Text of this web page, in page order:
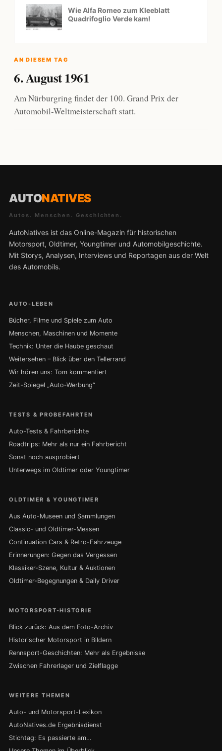
Wie Alfa Romeo zum Kleeblatt
Quadrifoglio Verde kam!
AN DIESEM TAG
6. August 1961
Am Nürburgring findet der 100. Grand Prix der
Automobil-Weltmeisterschaft statt.
AUTONATIVES
Autos. Menschen. Geschichten.
AutoNatives ist das Online-Magazin für historischen
Motorsport, Oldtimer, Youngtimer und Automobilgeschichte.
Mit Storys, Analysen, Interviews und Reportagen aus der Welt
des Automobils.
AUTO-LEBEN
Bücher, Filme und Spiele zum Auto
Menschen, Maschinen und Momente
Technik: Unter die Haube geschaut
Weitersehen – Blick über den Tellerrand
Wir hören uns: Tom kommentiert
Zeit-Spiegel „Auto-Werbung“
TESTS & PROBEFAHRTEN
Auto-Tests & Fahrberichte
Roadtrips: Mehr als nur ein Fahrbericht
Sonst noch ausprobiert
Unterwegs im Oldtimer oder Youngtimer
OLDTIMER & YOUNGTIMER
Aus Auto-Museen und Sammlungen
Classic- und Oldtimer-Messen
Continuation Cars & Retro-Fahrzeuge
Erinnerungen: Gegen das Vergessen
Klassiker-Szene, Kultur & Auktionen
Oldtimer-Begegnungen & Daily Driver
MOTORSPORT-HISTORIE
Blick zurück: Aus dem Foto-Archiv
Historischer Motorsport in Bildern
Rennsport-Geschichten: Mehr als Ergebnisse
Zwischen Fahrerlager und Zielflagge
WEITERE THEMEN
Auto- und Motorsport-Lexikon
AutoNatives.de Ergebnisdienst
Stichtag: Es passierte am…